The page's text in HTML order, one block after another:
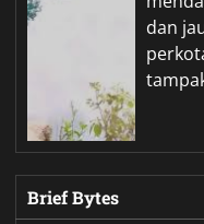
dan
Brief Bytes